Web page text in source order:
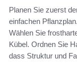
Planen Sie zuerst
einfachen
Wählen Sie
Kübel. Ordnen Sie
dass Struktur und